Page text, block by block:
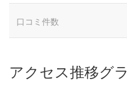
口コミ件数
アクセス推移グ